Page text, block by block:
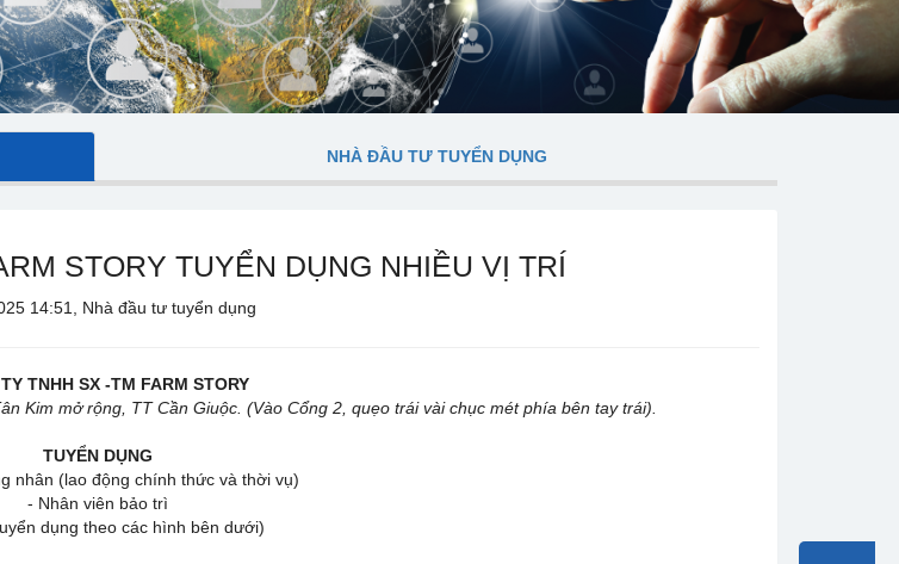
NHÀ ĐẦU TƯ TUYỂN DỤNG
STORY TUYỂN DỤNG NHIỀU VỊ TRÍ
14:51, Nhà đầu tư tuyển dụng
TNHH SX -TM FARM STORY
Kim mở rộng, TT Cần Giuộc. (Vào Cổng 2, quẹo trái vài chục mét phía bên tay trái).
TUYỂN DỤNG
nhân (lao động chính thức và thời vụ)
- Nhân viên bảo trì
dụng theo các hình bên dưới)